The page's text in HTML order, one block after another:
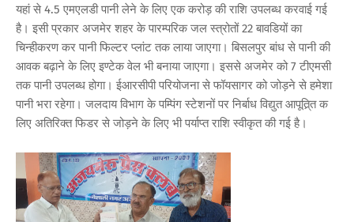
यहां से 4.5 एमएलडी पानी लेने के लिए एक करोड़ की राशि उपलब्ध करवाई गई
है। इसी प्रकार अजमेर शहर के पारम्परिक जल स्त्रोतों 22 बावडियों का
चिन्हीकरण कर पानी फिल्टर प्लांट तक लाया जाएगा। बिसलपुर बांध से पानी की
आवक बढ़ाने के लिए इण्टेक वेल भी बनाया जाएगा। इससे अजमेर को 7 टीएमसी
तक पानी उपलब्ध होगा। ईआरसीपी परियोजना से फॉयसागर को जोड़ने से हमेशा
पानी भरा रहेगा। जलदाय विभाग के पम्पिंग स्टेशनों पर निर्बाध विद्युत आपूत्रि्त क
लिए अतिरिक्त फिडर से जोड़ने के लिए भी पर्याप्त राशि स्वीकृत की गई है।